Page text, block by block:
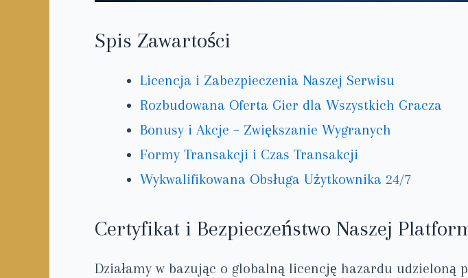
Spis Zawartości
Licencja i Zabezpieczenia Naszej Serwisu
Rozbudowana Oferta Gier dla Wszystkich Gracza
Bonusy i Akcje – Zwiększanie Wygranych
Formy Transakcji i Czas Transakcji
Wykwalifikowana Obsługa Użytkownika 24/7
Certyfikat i Bezpieczeństwo Naszej
Działamy w bazując o globalną licencję hazardu udzieloną